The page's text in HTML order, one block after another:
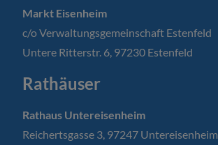
Markt Eisenheim
c/o Verwaltungsgemeinschaft Estenfeld
Untere Ritterstr. 6, 97230 Estenfeld
Rathäuser
Rathaus Untereisenheim
Reichertsgasse 3, 97247 Untereisenheim